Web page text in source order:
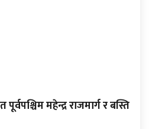
महेन्द्र राजमार्ग र बस्ति